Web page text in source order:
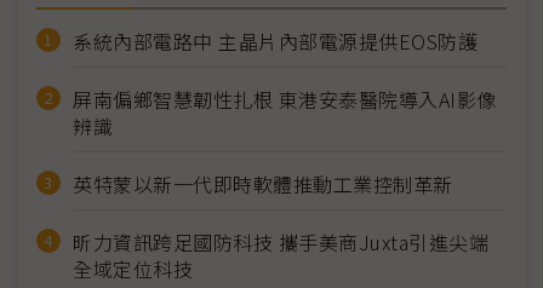
系統內部電路中 主晶片內部電源提供EOS防護
屏南偏鄉智慧韌性扎根 東港安泰醫院導入AI影像
辨識
英特蒙以新一代即時軟體推動工業控制革新
昕力資訊跨足國防科技 攜手美商Juxta引進尖端
全域定位科技